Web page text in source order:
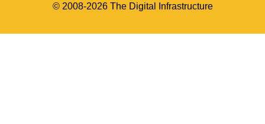
© 2008-2026 The Digital Infrastructure